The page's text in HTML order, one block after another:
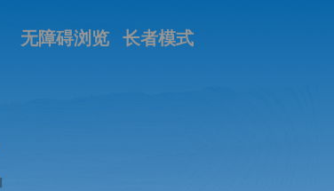
长者模式
无障碍浏览